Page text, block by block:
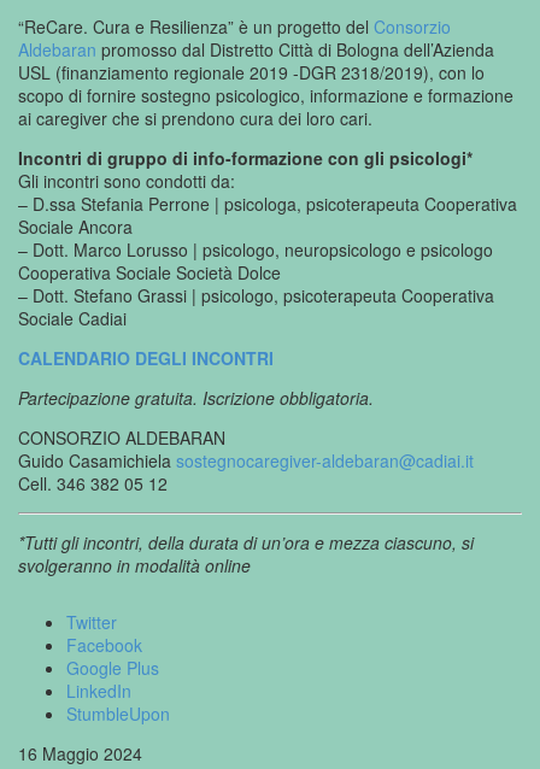
“ReCare. Cura e Resilienza” è un progetto del Consorzio
Aldebaran promosso dal Distretto Città di Bologna dell’Azienda
USL (finanziamento regionale 2019 -DGR 2318/2019), con lo
scopo di fornire sostegno psicologico, informazione e formazione
ai caregiver che si prendono cura dei loro cari.
Incontri di gruppo di info-formazione con gli psicologi*
Gli incontri sono condotti da:
– D.ssa Stefania Perrone | psicologa, psicoterapeuta Cooperativa
Sociale Ancora
– Dott. Marco Lorusso | psicologo, neuropsicologo e psicologo
Cooperativa Sociale Società Dolce
– Dott. Stefano Grassi | psicologo, psicoterapeuta Cooperativa
Sociale Cadiai
CALENDARIO DEGLI INCONTRI
Partecipazione gratuita. Iscrizione obbligatoria.
CONSORZIO ALDEBARAN
Guido Casamichiela sostegnocaregiver-aldebaran@cadiai.it
Cell. 346 382 05 12
*Tutti gli incontri, della durata di un’ora e mezza ciascuno, si
svolgeranno in modalità online
Twitter
Facebook
Google Plus
LinkedIn
StumbleUpon
16 Maggio 2024